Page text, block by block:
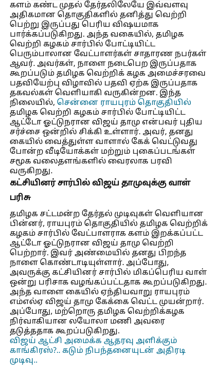
களம் கண்ட முதல் தேர்தலிலேயே இவ்வளவு
அதிகமான தொகுதிகளில் தனித்து வெற்றி
பெற்று இருப்பது பெரிய விஷயமாக
பார்க்கப்படுகிறது. அந்த வகையில், தமிழக
வெற்றி கழகம் சார்பில் போட்டியிட்ட
பெரும்பாலான வேட்பாளர்கள் சாதாரண நபர்கள்
ஆவர். அவர்கள், நாளை நடைபெற இருப்பதாக
கூறப்படும் தமிழக வெற்றிக் கழக அமைச்சரவை
பதவியேற்பு விழாவில் பதவி ஏற்க இருப்பதாக
தகவல்கள் வெளியாகி வருகின்றன. இந்த
நிலையில், சென்னை ராயபுரம் தொகுதியில்
தமிழக வெற்றி கழகம் சார்பில் போட்டியிட்ட
ஆட்டோ ஓட்டுநரான விஜய் தாமு என்பவர் புதிய
சர்ச்சை ஒன்றில் சிக்கி உள்ளார். அவர், தனது
கையில் வைத்துள்ள வாளால் கேக் வெட்டுவது
போன்ற வீடியோக்கள் மற்றும் புகைப்படங்கள்
சமூக வலைதளங்களில் வைரலாக பரவி
வருகிறது.
கட்சியினர் சார்பில் விஜய் தாமுவுக்கு வாள்
பரிசு
தமிழக சட்டமன்ற தேர்தல் முடிவுகள் வெளியான
பின்னர், ராயபுரம் தொகுதியில் தமிழக வெற்றிக்
கழகம் சார்பில் வேட்பாளராக களம் இறக்கப்பட்ட
ஆட்டோ ஓட்டுநரான விஜய் தாமு வெற்றி
பெற்றார். இவர் அண்மையில் தனது பிறந்த
நாளை கொண்டாடியுள்ளார். அப்போது,
அவருக்கு கட்சியினர் சார்பில் மிகப்பெரிய வாள்
ஒன்று பரிசாக வழங்கப்பட்டதாக கூறப்படுகிறது.
அந்த வாளை கையில் ஏந்தியவாறு ராயபுரம்
எம்எல்ஏ விஜய் தாமு கேக்கை வெட்ட முயன்றார்.
அப்போது, மற்றொரு தமிழக வெற்றிக்கழக
நிர்வாகியான லயோலா மணி அவரை
தடுத்ததாக கூறப்படுகிறது.
விஜய் ஆட்சி அமைக்க ஆதரவு அளிக்கும்
காங்கிரஸ்?.. கடும் நிபந்தனையுடன் அதிரடி
முடிவு..